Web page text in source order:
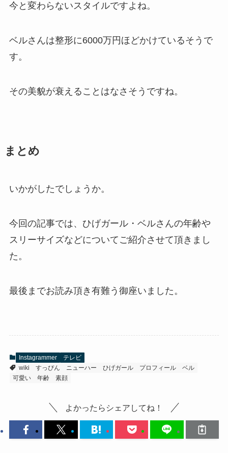
今と変わらないスタイルですよね。
ベルさんは整形に6000万円ほどかけているそうで
す。
その美貌が衰えることはなさそうですね。
まとめ
いかがしたでしょうか。
今回の記事では、ひげガール・ベルさんの年齢や
スリーサイズなどについてご紹介させて頂きまし
た。
最後までお読み頂き有難う御座いました。
Instagrammer
テレビ
wiki
すっぴん ニューハー ひげガール プロフィール
ベル
可愛い
年齢 素顔
よかったらシェアしてね！